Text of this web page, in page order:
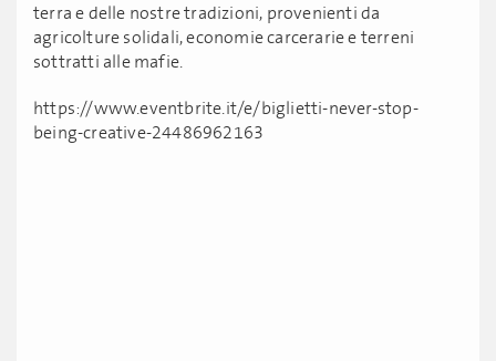
terra e delle nostre tradizioni, provenienti da
agricolture solidali, economie carcerarie e terreni
sottratti alle mafie.
https://www.eventbrite.it/e/biglietti-never-stop-
being-creative-24486962163